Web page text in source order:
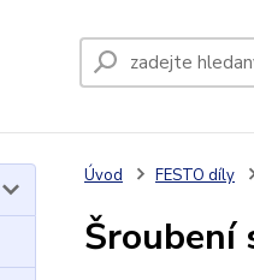
Úvod FESTO díly
Šroubení